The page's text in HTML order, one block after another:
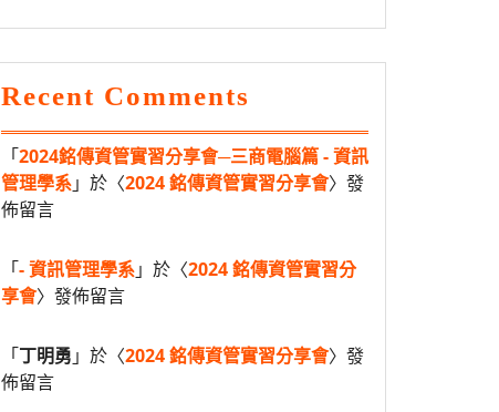
Recent Comments
「2024銘傳資管實習分享會─三商電腦篇 - 資訊
管理學系」於〈2024 銘傳資管實習分享會〉發
佈留言
「- 資訊管理學系」於〈2024 銘傳資管實習分
享會〉發佈留言
「丁明勇 」於〈2024 銘傳資管實習分享會〉發
佈留言